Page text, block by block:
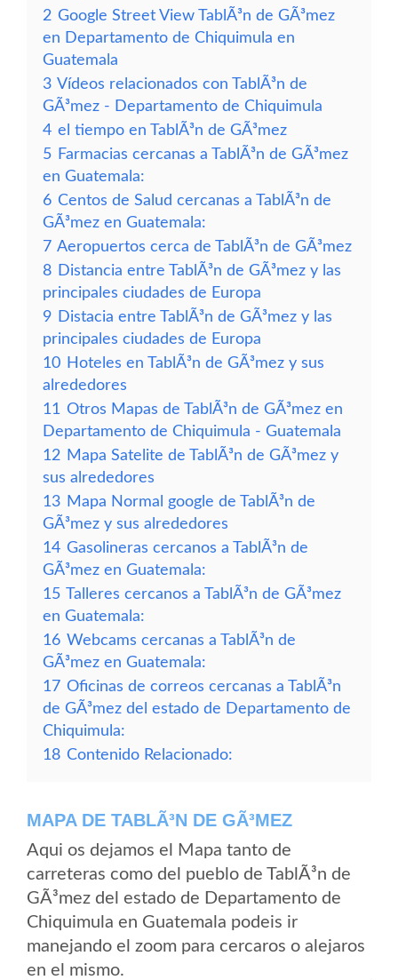
2 Google Street View TablÃ³n de GÃ³mez
en Departamento de Chiquimula en
Guatemala
3 Vídeos relacionados con TablÃ³n de
GÃ³mez - Departamento de Chiquimula
4 el tiempo en TablÃ³n de GÃ³mez
5 Farmacias cercanas a TablÃ³n de GÃ³mez
en Guatemala:
6 Centos de Salud cercanas a TablÃ³n de
GÃ³mez en Guatemala:
7 Aeropuertos cerca de TablÃ³n de GÃ³mez
8 Distancia entre TablÃ³n de GÃ³mez y las
principales ciudades de Europa
9 Distacia entre TablÃ³n de GÃ³mez y las
principales ciudades de Europa
10 Hoteles en TablÃ³n de GÃ³mez y sus
alrededores
11 Otros Mapas de TablÃ³n de GÃ³mez en
Departamento de Chiquimula - Guatemala
12 Mapa Satelite de TablÃ³n de GÃ³mez y
sus alrededores
13 Mapa Normal google de TablÃ³n de
GÃ³mez y sus alrededores
14 Gasolineras cercanos a TablÃ³n de
GÃ³mez en Guatemala:
15 Talleres cercanos a TablÃ³n de GÃ³mez
en Guatemala:
16 Webcams cercanas a TablÃ³n de
GÃ³mez en Guatemala:
17 Oficinas de correos cercanas a TablÃ³n
de GÃ³mez del estado de Departamento de
Chiquimula:
18 Contenido Relacionado:
MAPA DE TABLÃ³N DE GÃ³MEZ
Aqui os dejamos el Mapa tanto de
carreteras como del pueblo de TablÃ³n de
GÃ³mez del estado de Departamento de
Chiquimula en Guatemala podeis ir
manejando el zoom para cercaros o alejaros
en el mismo.